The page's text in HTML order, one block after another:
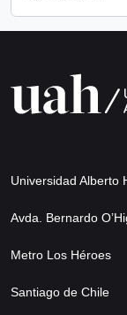
Universidad Alberto
Avda. Bernardo
Metro Los Héroes
Santiago de Chile